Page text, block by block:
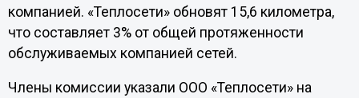
компанией. «Теплосети» обновят 15,6 километра,
что составляет 3% от общей протяженности
обслуживаемых компанией сетей.
Члены комиссии указали ООО «Теплосети» на